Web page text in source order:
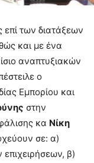
των διατάξεων
και με ένα
αναπτυξιακών
ο
Εμπορίου και
στην
κα Νίκη
σε: α)
επιχειρήσεων, β)